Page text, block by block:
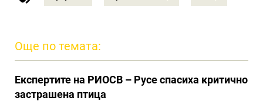
Още по темата:
Eкспертите на РИОСВ – Русе спасиха критично
застрашена птица